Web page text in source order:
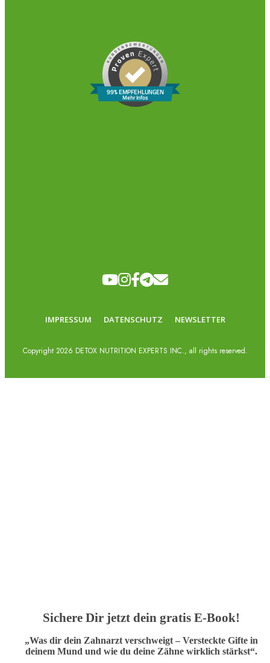
99% EMPFEHLUNGEN
Mehr Infos
IMPRESSUM DATENSCHUTZ NEWSLETTER
Copyright 2026 DETOX NUTRITION EXPERTS INC., all rights reserved.
Sichere Dir jetzt dein gratis E-Book!
„Was dir dein Zahnarzt verschweigt – Versteckte Gifte in
deinem Mund und wie du deine Zähne wirklich stärkst“.